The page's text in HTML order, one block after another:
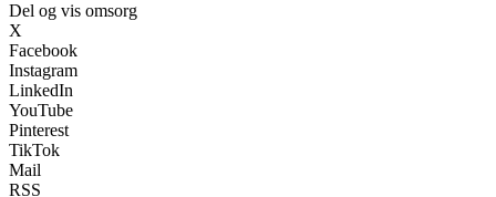
Del og vis omsorg
X
Facebook
Instagram
LinkedIn
YouTube
Pinterest
TikTok
Mail
RSS